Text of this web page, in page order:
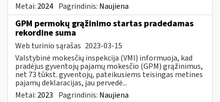
Metai: 2024 Pagrindinis: Naujiena
GPM permokų grąžinimo startas pradedamas
rekordine suma
Web turinio sąrašas 2023-03-15
Valstybinė mokesčių inspekcija (VMI) informuoja, kad
pradėjus gyventojų pajamų mokesčio (GPM) grąžinimus,
net 73 tūkst. gyventojų, pateikusiems teisingas metines
pajamų deklaracijas, jau pervedė...
Metai: 2023 Pagrindinis: Naujiena